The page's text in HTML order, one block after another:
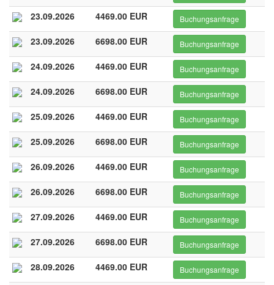
23.09.2026 4469.00 EUR Buchungsanfrage
23.09.2026 6698.00 EUR Buchungsanfrage
24.09.2026 4469.00 EUR Buchungsanfrage
24.09.2026 6698.00 EUR Buchungsanfrage
25.09.2026 4469.00 EUR Buchungsanfrage
25.09.2026 6698.00 EUR Buchungsanfrage
26.09.2026 4469.00 EUR Buchungsanfrage
26.09.2026 6698.00 EUR Buchungsanfrage
27.09.2026 4469.00 EUR Buchungsanfrage
27.09.2026 6698.00 EUR Buchungsanfrage
28.09.2026 4469.00 EUR Buchungsanfrage